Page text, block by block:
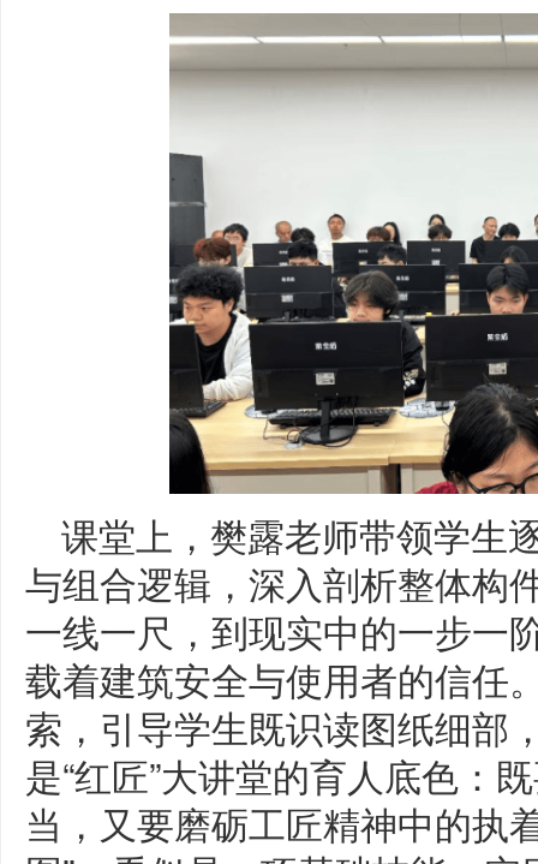
课堂上，樊露老师带领学生
与组合逻辑，深入剖析整体构
一线一尺，到现实中的一步一
载着建筑安全与使用者的信任
索，引导学生既识读图纸细
是“红匠”大讲堂的育人底色：
当，又要磨砺工匠精神中的执